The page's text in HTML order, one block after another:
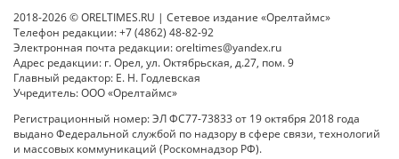
2018-2026 © ORELTIMES.RU | Сетевое издание «Орелтаймс»
Телефон редакции: +7 (4862) 48-82-92
Электронная почта редакции: oreltimes@yandex.ru
Адрес редакции: г. Орел, ул. Октябрьская, д.27, пом. 9
Главный редактор: Е. Н. Годлевская
Учредитель: ООО «Орелтаймс»
Регистрационный номер: ЭЛ ФС77-73833 от 19 октября 2018 года
выдано Федеральной службой по надзору в сфере связи, технологий
и массовых коммуникаций (Роскомнадзор РФ).